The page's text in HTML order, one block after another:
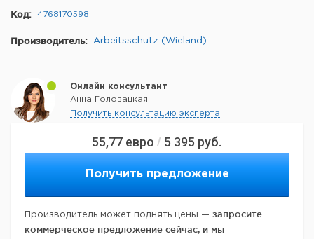
55,77 евро / 5 395 руб.
Получить предложение
Производитель может поднять цены — запросите
коммерческое предложение сейчас, и мы
Код: 4768170598
Производитель: Arbeitsschutz (Wieland)
Онлайн консультант
Анна Головацкая
Получить консультацию эксперта